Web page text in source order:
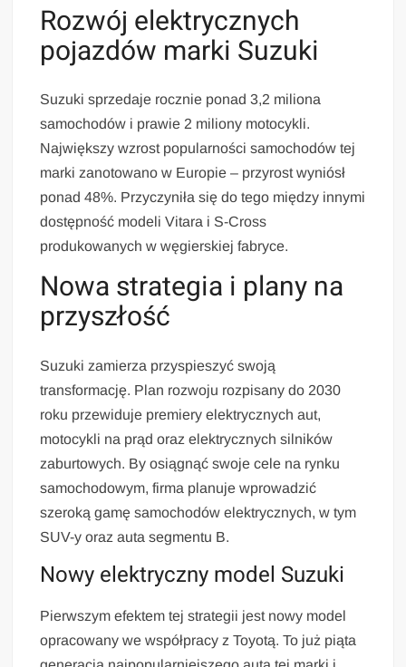
Rozwój elektrycznych
pojazdów marki Suzuki
Suzuki sprzedaje rocznie ponad 3,2 miliona
samochodów i prawie 2 miliony motocykli.
Największy wzrost popularności samochodów tej
marki zanotowano w Europie – przyrost wyniósł
ponad 48%. Przyczyniła się do tego między innymi
dostępność modeli Vitara i S-Cross
produkowanych w węgierskiej fabryce.
Nowa strategia i plany na
przyszłość
Suzuki zamierza przyspieszyć swoją
transformację. Plan rozwoju rozpisany do 2030
roku przewiduje premiery elektrycznych aut,
motocykli na prąd oraz elektrycznych silników
zaburtowych. By osiągnąć swoje cele na rynku
samochodowym, firma planuje wprowadzić
szeroką gamę samochodów elektrycznych, w tym
SUV-y oraz auta segmentu B.
Nowy elektryczny model Suzuki
Pierwszym efektem tej strategii jest nowy model
opracowany we współpracy z Toyotą. To już piąta